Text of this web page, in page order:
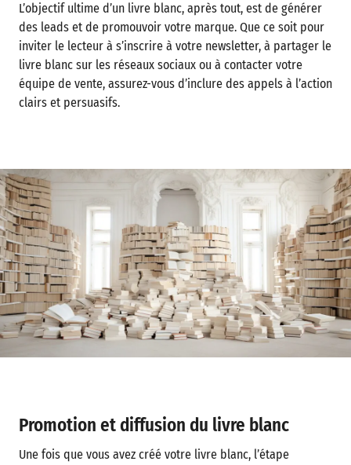
L’objectif ultime d’un livre blanc, après tout, est de générer
des leads et de promouvoir votre marque. Que ce soit pour
inviter le lecteur à s’inscrire à votre newsletter, à partager le
livre blanc sur les réseaux sociaux ou à contacter votre
équipe de vente, assurez-vous d’inclure des appels à l’action
clairs et persuasifs.
Promotion et diffusion du livre blanc
Une fois que vous avez créé votre livre blanc, l’étape